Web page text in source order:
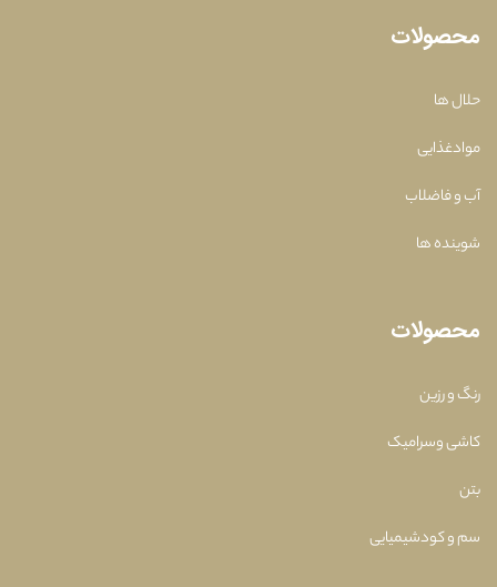
محصولات
حلال ها
موادغذایی
آب و فاضلاب
شوینده ها
محصولات
رنگ و رزین
کاشی وسرامیک
بتن
سم و کودشیمیایی